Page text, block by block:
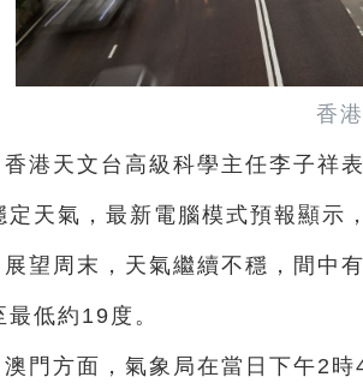
香
香港天文台高級科學主任李子祥
定天氣，最新電腦模式預報顯示
展望周末，天氣繼續不穩，間中
最低約19度。
澳門方面，氣象局在當日下午2